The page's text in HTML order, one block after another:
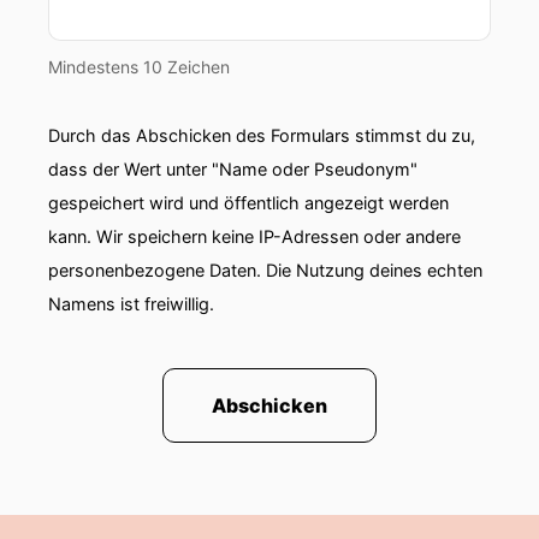
00:01:18: Mittlerweile bin ich seit zwölf Jahren
00:01:25: Präsident ist ja bei einer
Zomenarchitekt und damit ist er VizEP,
Ingenieurkonsulent.
00:01:30: Nach so viel Länderkammererfahrung,
wo ich mir denke dass wir schon einiges an
einen Zusammenarbeit zwischen den beiden
Sektionen zusammengebracht haben habe ich
mir gedacht in Zukunft möchte ich jetzt in der
Bundesektion Ingenieurkonsulenten.
Mindestens 10 Zeichen
Durch das Abschicken des Formulars stimmst du zu,
dass der Wert unter "Name oder Pseudonym"
gespeichert wird und öffentlich angezeigt werden
kann. Wir speichern keine IP-Adressen oder andere
personenbezogene Daten. Die Nutzung deines echten
Namens ist freiwillig.
Abschicken